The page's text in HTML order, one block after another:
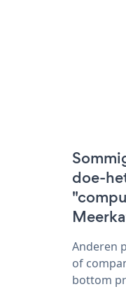
doe-
Anderen
of
bottom